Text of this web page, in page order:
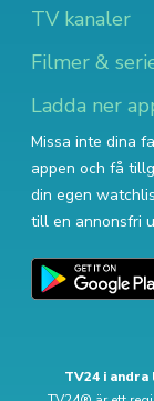
TV kanaler
Filmer &
Ladda ner
Missa inte dina
appen och få
din egen
till en annonsfri
TV24 i andra